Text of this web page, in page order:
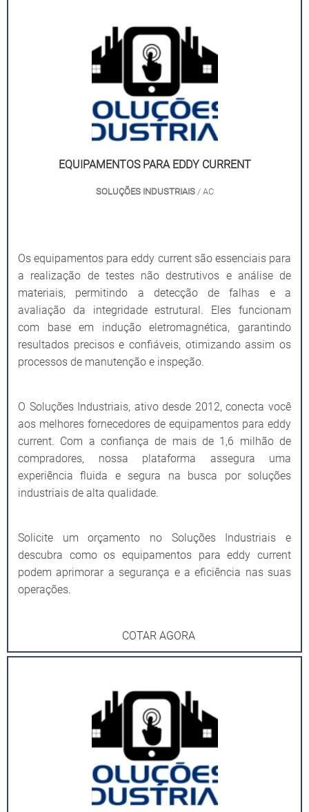
EQUIPAMENTOS PARA EDDY CURRENT
SOLUÇÕES INDUSTRIAIS/ AC
Os equipamentos para eddy current são essenciais para
a realização de testes não destrutivos e análise de
materiais, permitindo a detecção de falhas e a
avaliação da integridade estrutural. Eles funcionam
com base em indução eletromagnética, garantindo
resultados precisos e confiáveis, otimizando assim os
processos de manutenção e inspeção.
O Soluções Industriais, ativo desde 2012, conecta você
aos melhores fornecedores de equipamentos para eddy
current. Com a confiança de mais de 1,6 milhão de
compradores, nossa plataforma assegura uma
experiência fluida e segura na busca por soluções
industriais de alta qualidade.
Solicite um orçamento no Soluções Industriais e
descubra como os equipamentos para eddy current
podem aprimorar a segurança e a eficiência nas suas
operações.
COTAR AGORA